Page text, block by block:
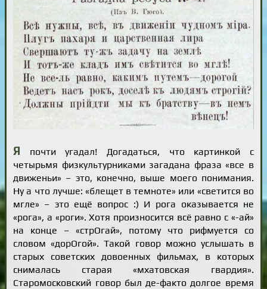
Я почти угадал! Догадаться, что картинкой с
четырьмя физкультурниками загадана фраза «все в
движеньи» – это, конечно, выше моего понимания.
Ну а что лучше: «блещет в темноте» или «светится во
мгле» – это ещё вопрос :) И рога оказывается не
«рога», а «роги». Хотя произносится всё равно с «-ай»
на конце – «стрОгай», потому что рифмуется со
словом «дорОгой». Такой говор можно услышать в
старых советских довоенных фильмах, в которых
снималась старая «мхатовская гвардия».
Старомосковский говор был де-факто долгое время